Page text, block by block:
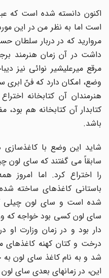
اکنون دانسته شده است که
است اما به نظر من در این مورد
مروارید که در دربار سلطان
داشت در آن زمان هنرمند
مرقع میرعلیشیر نوائی نیز
وضع، امکان دارد که فنّ ابری
هنرمندان آن کتابخانه اختراع
کتابدار آن کتابخانه هم بود،
باشد.
شاید این وضع با کاغذسازی
را اختراع کرد. اما امروز
باستانی کاغذهای ساخته شده
شده است و سای لون چیلی
سای لون کسی بود خواجه که
دار بود و در زمان وزارت او در
درخت و کتان کهنه کاغذهای
شد و به نام کاغذ سای لون به
این، در زمانهای بعدی سای